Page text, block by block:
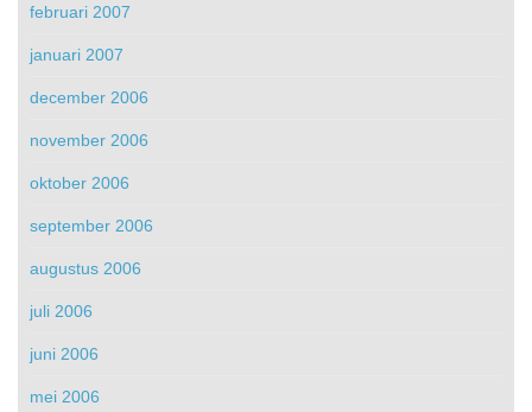
februari 2007
januari 2007
december 2006
november 2006
oktober 2006
september 2006
augustus 2006
juli 2006
juni 2006
mei 2006